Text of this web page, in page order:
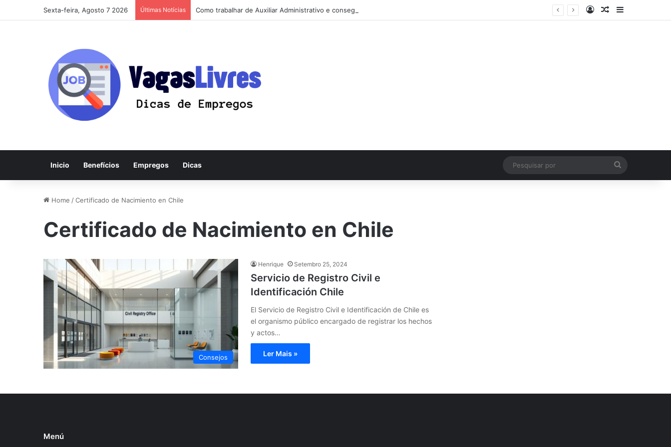
Sexta-feira, Agosto 7 2026 Últimas Notícias Como trabalhar de Auxiliar Administrativo e conseguir a primeira vaga rápido Log InArtigo Aleatório
Sidebar
Inicio Benefícios Empregos Dicas
por
Home /Certificado de Nacimiento en Chile
Certificado de Nacimiento en Chile
Consejos
Henrique Setembro 25, 2024
Servicio de Registro Civil e
Identificación Chile
El Servicio de Registro Civil e Identificación de Chile es
el organismo público encargado de registrar los hechos
y actos…
Ler Mais »
Menú